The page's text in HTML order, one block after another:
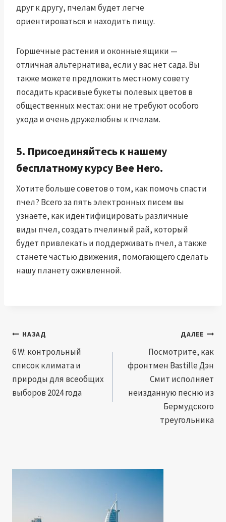
друг к другу, пчелам будет легче
ориентироваться и находить пищу.
Горшечные растения и оконные ящики —
отличная альтернатива, если у вас нет сада. Вы
также можете предложить местному совету
посадить красивые букеты полевых цветов в
общественных местах: они не требуют особого
ухода и очень дружелюбны к пчелам.
5. Присоединяйтесь к нашему
бесплатному курсу Bee Hero.
Хотите больше советов о том, как помочь спасти
пчел? Всего за пять электронных писем вы
узнаете, как идентифицировать различные
виды пчел, создать пчелиный рай, который
будет привлекать и поддерживать пчел, а также
станете частью движения, помогающего сделать
нашу планету оживленной.
Навигация
по
записям
НАЗАД
6 W: контрольный
список климата и
природы для всеобщих
выборов 2024 года
ДАЛЕЕ
Посмотрите, как
фронтмен Bastille Дэн
Смит исполняет
неизданную песню из
Бермудского
треугольника